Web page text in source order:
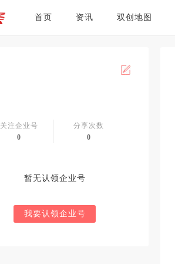
首页 资讯 双创地图
关注企业号
0
分享次数
0
暂无认领企业号
我要认领企业号